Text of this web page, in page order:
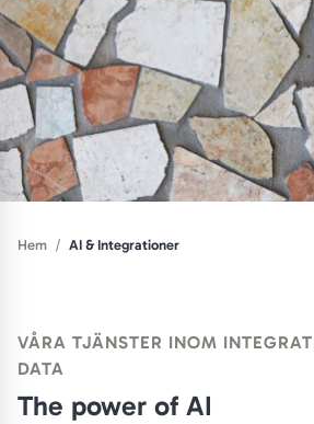
Hem / AI & Integrationer
VÅRA TJÄNSTER INOM
DATA
The power of AI